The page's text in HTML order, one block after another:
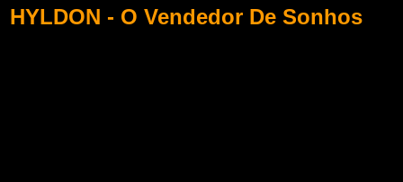
HYLDON - O Vendedor De Sonhos